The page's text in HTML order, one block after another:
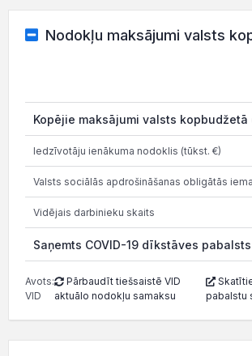
Nodokļu maksājumi valsts
Kopējie maksājumi valsts kopbudžetā
Iedzīvotāju ienākuma nodoklis (tūkst. €)
Valsts sociālās apdrošināšanas obligātās
Vidējais darbinieku skaits
Saņemts COVID-19 dīkstāves pabalsts
Avots:
VID
Pārbaudīt tiešsaistē VID
aktuālo nodokļu samaksu
pabalstu